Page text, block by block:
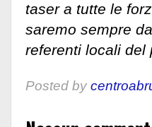
taser a tutte le
saremo sempre
referenti locali del
Posted by